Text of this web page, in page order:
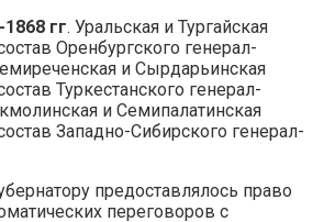
гг. Уральская и Тургайская
Оренбургского генерал-
и Сырдарьинская
Туркестанского генерал-
и Семипалатинская
Западно-Сибирского генерал-
предоставлялось право
переговоров с